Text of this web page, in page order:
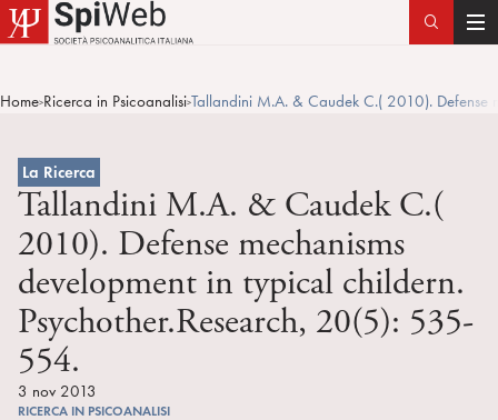
T
g
Home>Ricerca in Psicoanalisi>Tallandini M.A. & Caudek C.( 2010). Defense
La Ricerca
Tallandini M.A. & Caudek C.(
2010). Defense mechanisms
development in typical childern.
Psychother.Research, 20(5): 535-
554.
3 nov 2013
RICERCA IN PSICOANALISI